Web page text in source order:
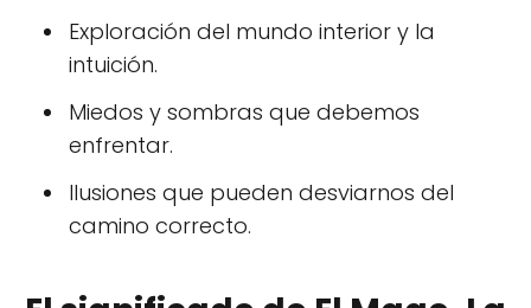
Exploración del mundo interior y la
intuición.
Miedos y sombras que debemos
enfrentar.
Ilusiones que pueden desviarnos del
camino correcto.